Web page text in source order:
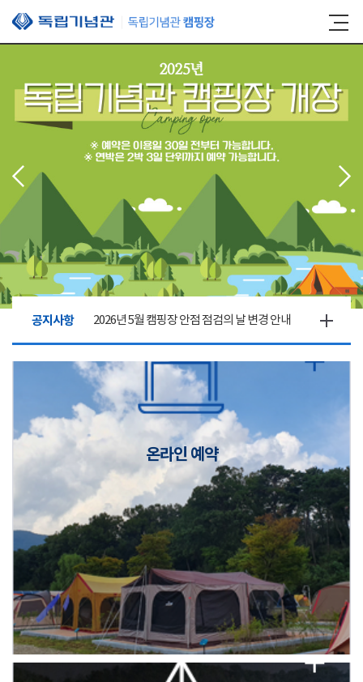
본문 바로가기
공지사항 2026년 5월 캠핑장 안점 점검의 날 변경 안내
캠핑장(9월1일~6일) 미운영 공지
2026년 5월 캠핑장 안점 점검의 날 변경 안내
캠핑장(9월1일~6일) 미운영 공지
2026년 5월 캠핑장 안점 점검의 날 변경 안내
캠핑장(9월1일~6일) 미운영 공지
온라인 예약